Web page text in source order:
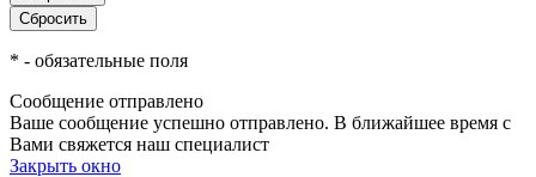
* - обязательные поля
Сообщение отправлено
Ваше сообщение успешно отправлено. В ближайшее время с
Вами свяжется наш специалист
Закрыть окно